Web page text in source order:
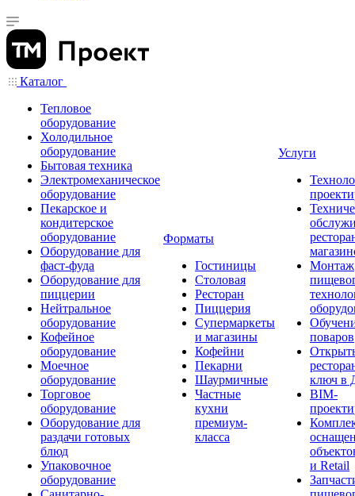
Каталог
Тепловое
оборудование
Холодильное
оборудование
Бытовая техника
Электромеханическое
оборудование
Пекарское и
кондитерское
оборудование
Оборудование для
фаст-фуда
Оборудование для
пиццерии
Нейтральное
оборудование
Кофейное
оборудование
Моечное
оборудование
Торговое
оборудование
Оборудование для
раздачи готовых
блюд
Упаковочное
оборудование
Форматы
Гостиницы
Столовая
Ресторан
Пиццерия
Супермаркеты
и магазины
Кофейни
Пекарни
Шаурмичные
Частные
кухни
премиум-
класса
Услуги
Монтаж
поваров
ключ в
BIM-
и Retail